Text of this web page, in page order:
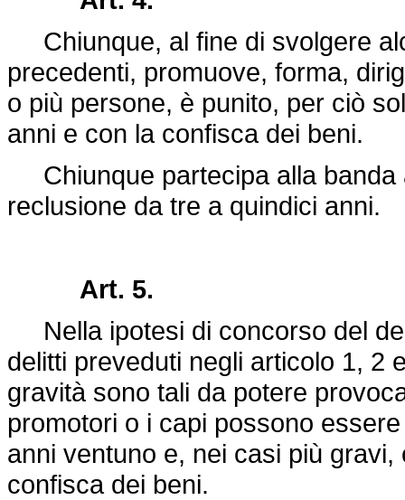
Chiunque, al fine di svolgere
precedenti, promuove, forma,
o più persone, è punito, per ciò
anni e con la confisca dei beni.
Chiunque partecipa alla banda
reclusione da tre a quindici anni.
Art. 5.
Nella ipotesi di concorso del
delitti preveduti negli articolo 1, 2
gravità sono tali da potere
promotori o i capi possono
anni ventuno e, nei casi più
confisca dei beni.